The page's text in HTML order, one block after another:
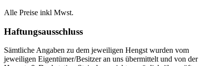
Alle Preise inkl Mwst.
Haftungsausschluss
Sämtliche Angaben zu dem jeweiligen Hengst wurden vom
jeweiligen Eigentümer/Besitzer an uns übermittelt und von der